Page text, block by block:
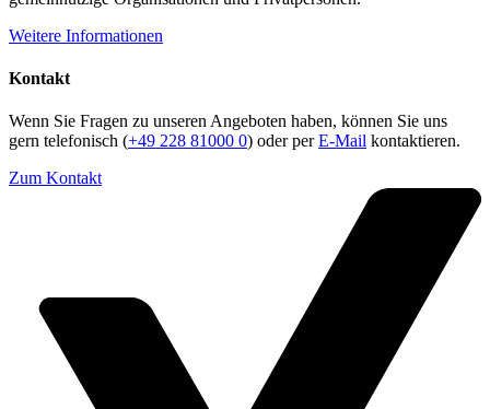
Weitere Informationen
Kontakt
Wenn Sie Fragen zu unseren Angeboten haben, können Sie uns
gern telefonisch (+49 228 81000 0) oder perE-Mail kontaktieren.
Zum Kontakt